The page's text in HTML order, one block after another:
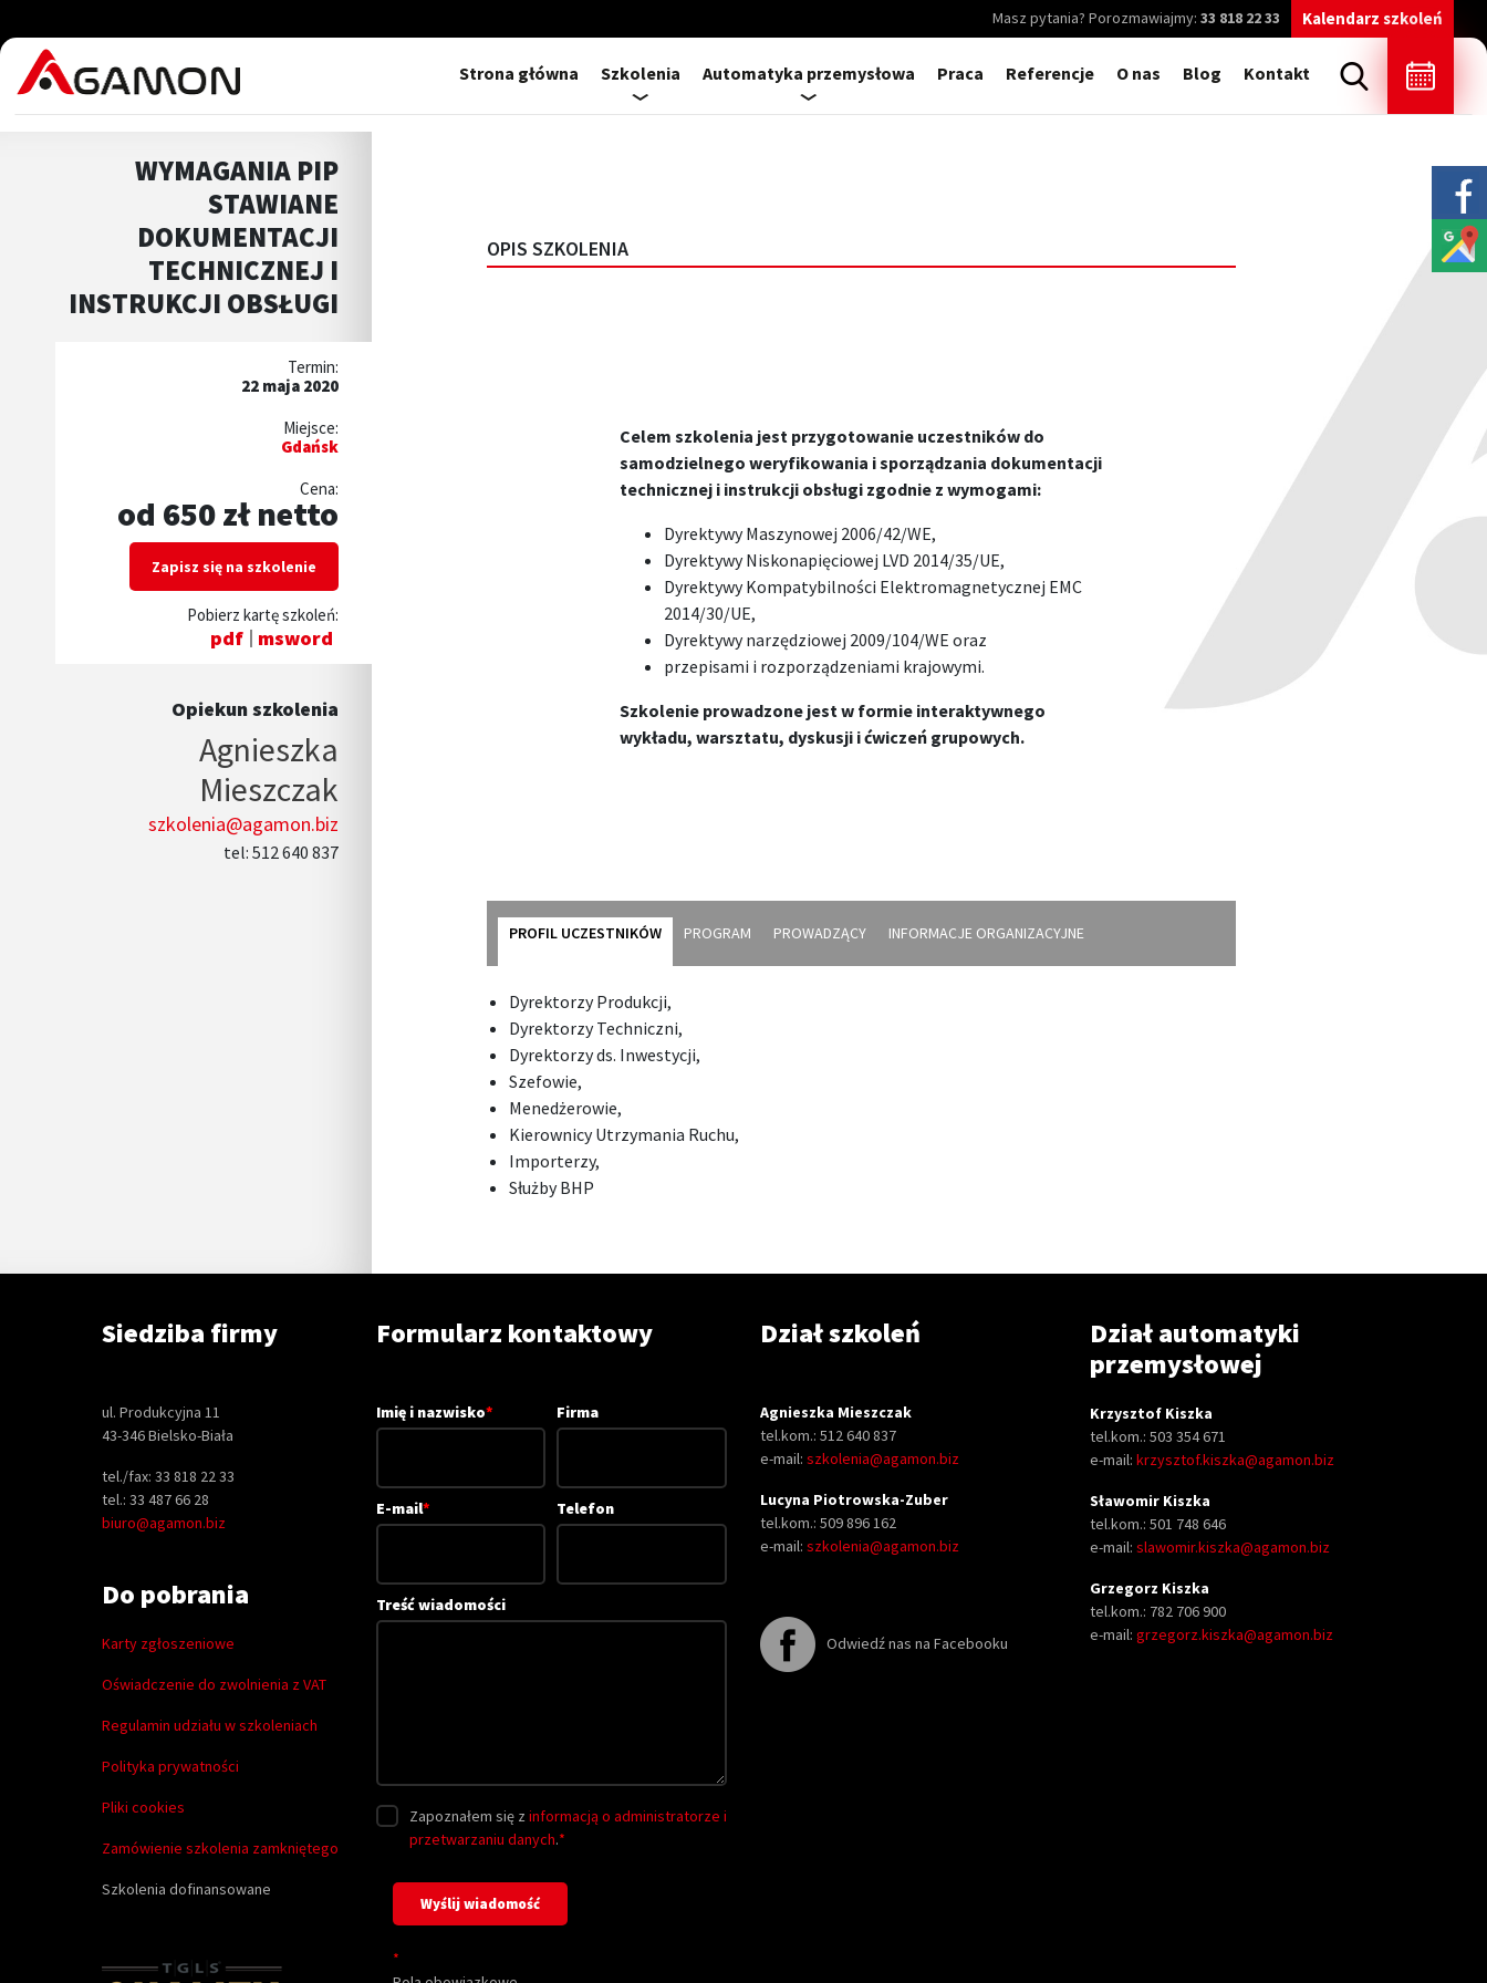
Masz pytania? Porozmawiajmy: 33 818 22 33 Kalendarz szkoleń
Strona główna Szkolenia Automatyka przemysłowa Praca Referencje O nas Blog Kontakt
WYMAGANIA PIP
STAWIANE
DOKUMENTACJI
TECHNICZNEJ I
INSTRUKCJI OBSŁUGI
Termin:
22 maja 2020
Miejsce:
Gdańsk
Cena:
od 650 zł netto
Zapisz się na szkolenie
Pobierz kartę szkoleń:
pdf msword
Opiekun szkolenia
Agnieszka
Mieszczak
szkolenia@agamon.biz
tel: 512 640 837
OPIS SZKOLENIA
Celem szkolenia jest przygotowanie uczestników do
samodzielnego weryfikowania i sporządzania dokumentacji
technicznej i instrukcji obsługi zgodnie z wymogami:
Dyrektywy Maszynowej 2006/42/WE,
Dyrektywy Niskonapięciowej LVD 2014/35/UE,
Dyrektywy Kompatybilności Elektromagnetycznej EMC
2014/30/UE,
Dyrektywy narzędziowej 2009/104/WE oraz
przepisami i rozporządzeniami krajowymi.
Szkolenie prowadzone jest w formie interaktywnego
wykładu, warsztatu, dyskusji i ćwiczeń grupowych.
PROFIL UCZESTNIKÓW PROGRAM PROWADZĄCY INFORMACJE ORGANIZACYJNE
Dyrektorzy Produkcji,
Dyrektorzy Techniczni,
Dyrektorzy ds. Inwestycji,
Szefowie,
Menedżerowie,
Kierownicy Utrzymania Ruchu,
Importerzy,
Służby BHP
Siedziba firmy
ul. Produkcyjna 11
43-346 Bielsko-Biała
tel./fax: 33 818 22 33
tel.: 33 487 66 28
biuro@agamon.biz
Do pobrania
Karty zgłoszeniowe
Oświadczenie do zwolnienia z VAT
Regulamin udziału w szkoleniach
Polityka prywatności
Pliki cookies
Zamówienie szkolenia zamkniętego
Szkolenia dofinansowane
Formularz kontaktowy
Imię i nazwisko* Firma
E-mail* Telefon
Treść wiadomości
Zapoznałem się z informacją o administratorze i
przetwarzaniu danych.*
*
Dział szkoleń
Agnieszka Mieszczak
tel.kom.: 512 640 837
e-mail: szkolenia@agamon.biz
Lucyna Piotrowska-Zuber
tel.kom.: 509 896 162
e-mail: szkolenia@agamon.biz
Odwiedź nas na Facebooku
Dział automatyki
przemysłowej
Krzysztof Kiszka
tel.kom.: 503 354 671
e-mail: krzysztof.kiszka@agamon.biz
Sławomir Kiszka
tel.kom.: 501 748 646
e-mail: slawomir.kiszka@agamon.biz
Grzegorz Kiszka
tel.kom.: 782 706 900
e-mail: grzegorz.kiszka@agamon.biz